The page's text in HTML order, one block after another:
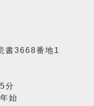
書3668番地1
分
始